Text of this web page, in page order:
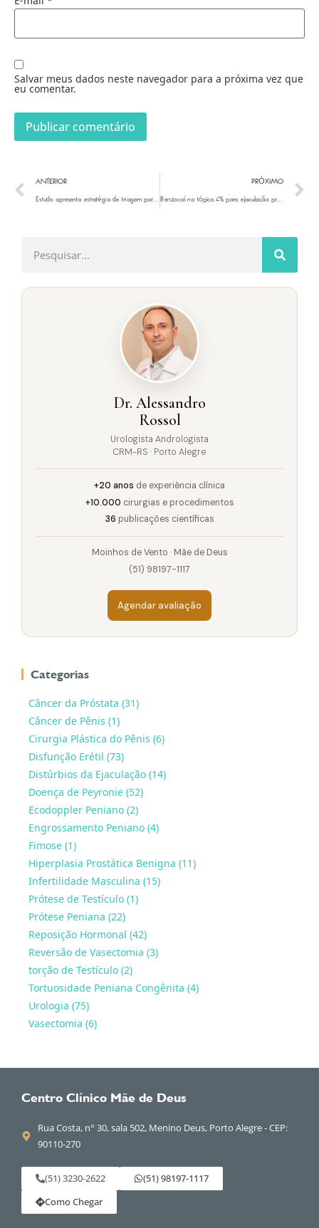
Salvar meus dados neste navegador para a próxima vez que
eu comentar.
ANTERIOR
Estudo apresenta estratégia de triagem para reduzir exames de ressonância magnética multiparamétrica para pacientes com risco de câncer de próstata
PRÓXIMO
Benzocaína tópica 4% para ejaculação precoce: estudo compara eficácia do medicamento contra placebo
Dr. Alessandro
Rossol
Urologista Andrologista
CRM-RS · Porto Alegre
+20 anos de experiência clínica
+10.000 cirurgias e procedimentos
36 publicações científicas
Moinhos de Vento · Mãe de Deus
(51) 98197-1117
Agendar avaliação
Categorias
Câncer da Próstata (31)
Câncer de Pênis (1)
Cirurgia Plástica do Pênis (6)
Disfunção Erétil (73)
Distúrbios da Ejaculação (14)
Doença de Peyronie (52)
Ecodoppler Peniano (2)
Engrossamento Peniano (4)
Fimose (1)
Hiperplasia Prostática Benigna (11)
Infertilidade Masculina (15)
Prótese de Testículo (1)
Prótese Peniana (22)
Reposição Hormonal (42)
Reversão de Vasectomia (3)
torção de Testículo (2)
Tortuosidade Peniana Congênita (4)
Urologia (75)
Vasectomia (6)
Centro Clínico Mãe de Deus
Rua Costa, n° 30, sala 502, Menino Deus, Porto Alegre - CEP:
90110-270
(51) 3230-2622
(51) 98197-1117
Como Chegar